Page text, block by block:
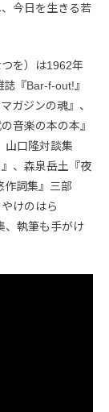
今日を生きる若
を）は1962年
『Bar-f-out!』
ガジンの魂』、
音楽の本の本』
山口隆対談集
、森泉岳土『夜
作詞集』三部
けのはら
、執筆も手がけ